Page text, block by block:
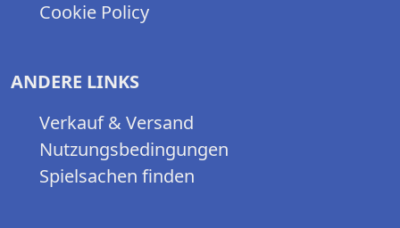
Cookie Policy
ANDERE LINKS
Verkauf & Versand
Nutzungsbedingungen
Spielsachen finden